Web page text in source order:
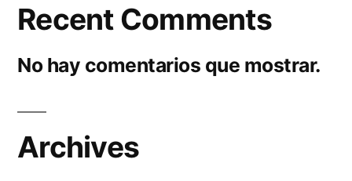
Recent Comments
No hay comentarios que mostrar.
Archives